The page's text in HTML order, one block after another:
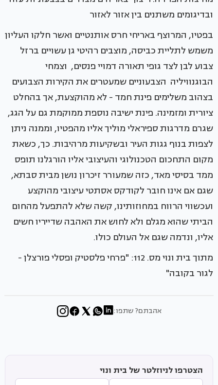
ובדיגומים משתנים בין אזור לאזור
בפטיו, המרוצף באריחי חרס אותנטיים ואשר חלקו העליון
משמש לתליית כביסה, מוצבים רהיטי גן עשויים ברזל
צבוע לבן לצד גופי תאורה דמויי פנסים, וצמחי
הבוגנוויליה הצבעוניים שמעטרים את הקירות הצבועים
בצהוב משלימים פינת חמד - לא מהוקצעת, אך בהחלט
ציורית ומזמינה. פינת ישיבה נוספת ממוקמת גם על הגג,
שגרם מדרגות ספיראלי מוליך אליו מהפטיו, וממנה ניתן
לצפות בנוף גגות העיר ובשקיעות מרהיבות. כך, כשאת
מקום התחכום הטכנולוגי והעיצובי אליו הורגלנו תופס
ממד בסיסי מאד, כזה שמעורר זיכרון נושן מבית סבתא,
שגם אם אינו חובר לקודקס אסתטי עיצובי מהוקצע
ועכשווי הרווח במחוזותינו, קשה שלא להתפעל מהחום
הביתי שהוא מגלם ולא לחוש את האהבה שדייריו חשים
אליו, ונדמה שגם אל העולם כולו.
מתוך בית ונוי מס. 112: "פרחי פלסטיק ופסלי פורצלן -
לגור בקובה"
אהבתם? שתפו:
הצטרפו לניוזלטר של בית ונוי